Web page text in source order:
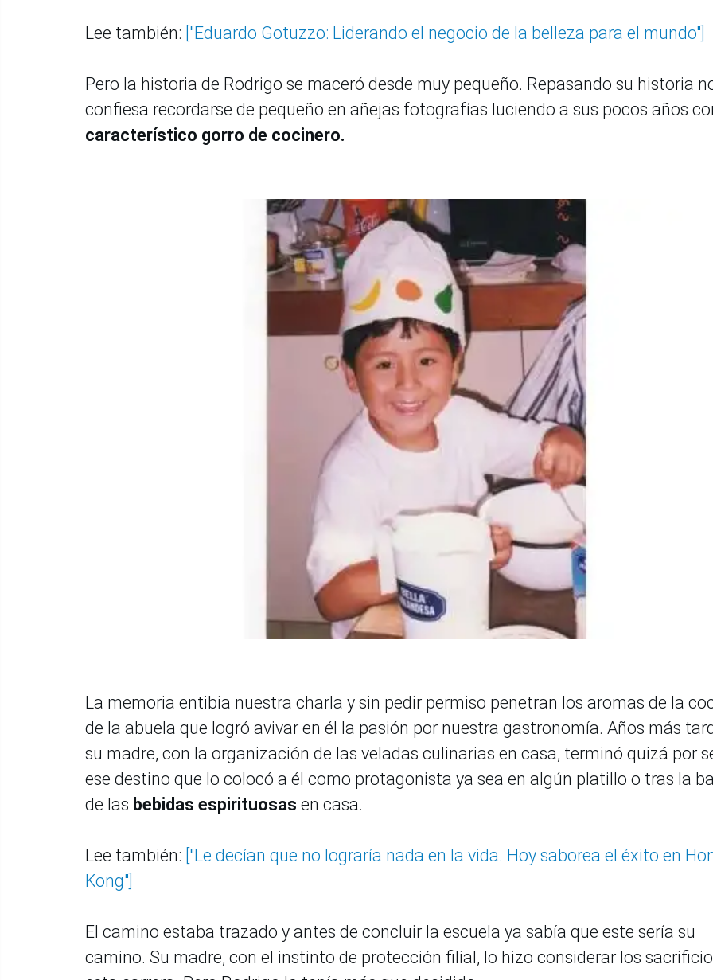
Lee también: ["Eduardo Gotuzzo: Liderando el negocio de la belleza para el mundo"]
Pero la historia de Rodrigo se maceró desde muy pequeño. Repasando su historia
confiesa recordarse de pequeño en añejas fotografías luciendo a sus pocos años
característico gorro de cocinero.
La memoria entibia nuestra charla y sin pedir permiso penetran los aromas de la
de la abuela que logró avivar en él la pasión por nuestra gastronomía. Años más
su madre, con la organización de las veladas culinarias en casa, terminó quizá por
ese destino que lo colocó a él como protagonista ya sea en algún platillo o tras la
de las bebidas espirituosas en casa.
Lee también: ["Le decían que no lograría nada en la vida. Hoy saborea el éxito en
Kong"]
El camino estaba trazado y antes de concluir la escuela ya sabía que este sería su
camino. Su madre, con el instinto de protección filial, lo hizo considerar los